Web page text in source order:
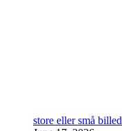
store eller små